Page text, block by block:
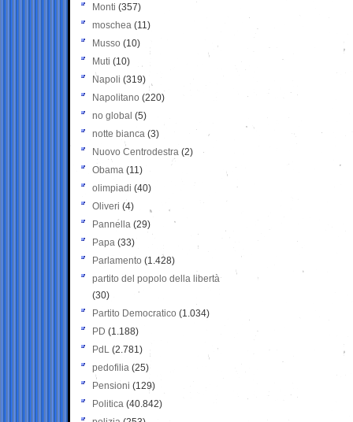
Monti (357)
moschea (11)
Musso (10)
Muti (10)
Napoli (319)
Napolitano (220)
no global (5)
notte bianca (3)
Nuovo Centrodestra (2)
Obama (11)
olimpiadi (40)
Oliveri (4)
Pannella (29)
Papa (33)
Parlamento (1.428)
partito del popolo della libertà
(30)
Partito Democratico (1.034)
PD (1.188)
PdL (2.781)
pedofilia (25)
Pensioni (129)
Politica (40.842)